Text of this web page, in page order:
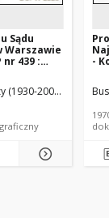
). Architekt
Sądu
Warszawie
nr 439 :
północna i
B-B
(1930-2000). Architekt
-